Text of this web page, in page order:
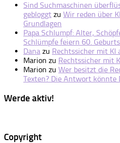
Sind Suchmaschinen
gebloggt zu Wir reden über
Grundlagen
Papa Schlumpf: Alter,
Schlümpfe feiern 60.
Dana zu Rechtssicher mit KI
Marion zu Rechtssicher mit
Marion zu Wer besitzt die
Texten? Die Antwort könnte
Werde aktiv!
Copyright